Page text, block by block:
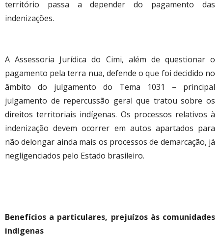
território passa a depender do pagamento das
indenizações.
A Assessoria Jurídica do Cimi, além de questionar o
pagamento pela terra nua, defende o que foi decidido no
âmbito do julgamento do Tema 1031 – principal
julgamento de repercussão geral que tratou sobre os
direitos territoriais indígenas. Os processos relativos à
indenização devem ocorrer em autos apartados para
não delongar ainda mais os processos de demarcação, já
negligenciados pelo Estado brasileiro.
Benefícios a particulares, prejuízos às comunidades
indígenas